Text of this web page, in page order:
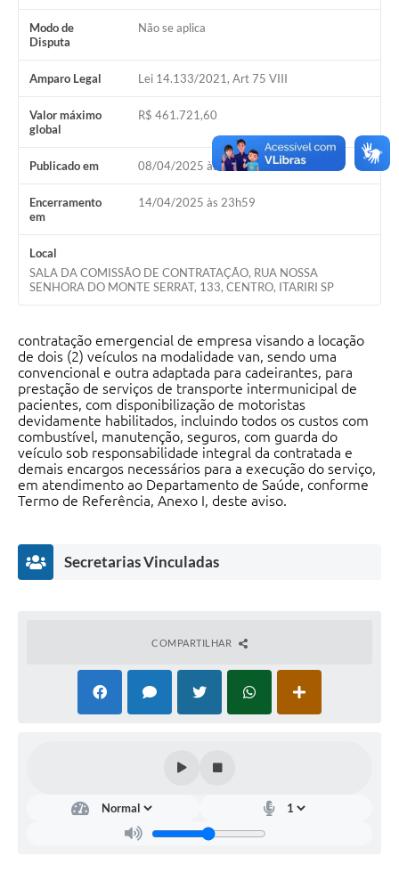
Modo de
Disputa
Não se aplica
Amparo Legal Lei 14.133/2021, Art 75 VIII
Valor máximo
global
R$ 461.721,60
Publicado em 08/04/2025 às 17h00
Encerramento
em
14/04/2025 às 23h59
Local
SALA DA COMISSÃO DE CONTRATAÇÃO, RUA NOSSA
SENHORA DO MONTE SERRAT, 133, CENTRO, ITARIRI SP
contratação emergencial de empresa visando a locação
de dois (2) veículos na modalidade van, sendo uma
convencional e outra adaptada para cadeirantes, para
prestação de serviços de transporte intermunicipal de
pacientes, com disponibilização de motoristas
devidamente habilitados, incluindo todos os custos com
combustível, manutenção, seguros, com guarda do
veículo sob responsabilidade integral da contratada e
demais encargos necessários para a execução do serviço,
em atendimento ao Departamento de Saúde, conforme
Termo de Referência, Anexo I, deste aviso.
Secretarias Vinculadas
COMPARTILHAR